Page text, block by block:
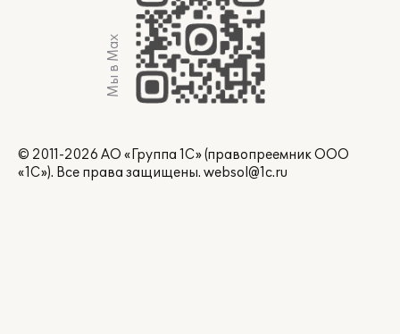
Мы в Max
© 2011-2026 АО «Группа 1С» (правопреемник ООО
«1С»). Все права защищены. websol@1c.ru